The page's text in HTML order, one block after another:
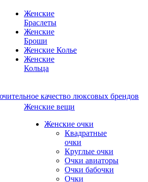
Женские
Браслеты
Женские
Броши
Женские Колье
Женские
Кольца
Женские вещи
Женские очки
Квадратные
очки
Круглые очки
Очки авиаторы
Очки бабочки
Очки